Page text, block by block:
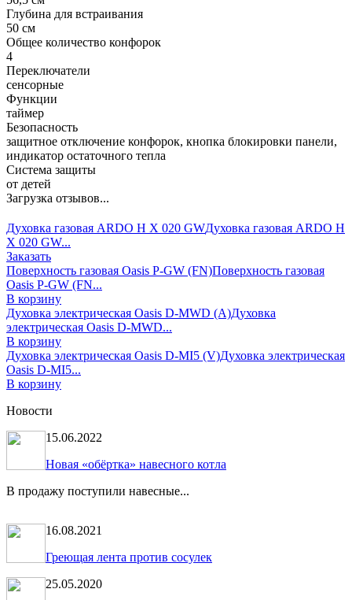
Глубина для встраивания
50 см
Общее количество конфорок
4
Переключатели
сенсорные
Функции
таймер
Безопасность
защитное отключение конфорок, кнопка блокировки панели,
индикатор остаточного тепла
Система защиты
от детей
Загрузка отзывов...
Духовка газовая ARDO H X 020 GWДуховка газовая ARDO H
X 020 GW...
Заказать
Поверхность газовая Oasis P-GW (FN)Поверхность газовая
Oasis P-GW (FN...
В корзину
Духовка электрическая Oasis D-MWD (A)Духовка
электрическая Oasis D-MWD...
В корзину
Духовка электрическая Oasis D-MI5 (V)Духовка электрическая
Oasis D-MI5...
В корзину
Новости
15.06.2022
Новая «обёртка» навесного котла
В продажу поступили навесные...
16.08.2021
Греющая лента против сосулек
25.05.2020